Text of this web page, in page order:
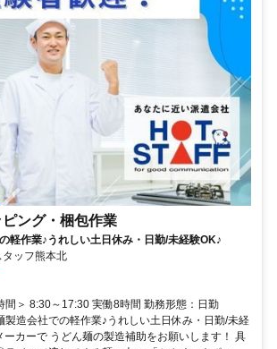
ング・梱包作業
軽作業♪うれしい土日休み・日勤/未経験OK♪
ッフ熊本北
間＞ 8:30～17:30 実働8時間 勤務形態：日勤
製造会社での軽作業♪うれしい土日休み・日勤/未経
ーカーで うどん麺の製造補助をお願いします！ 具